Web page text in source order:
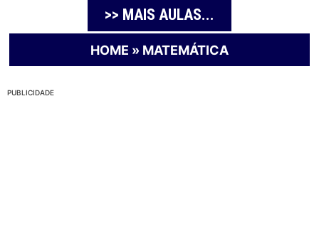
>> MAIS AULAS...
HOME » MATEMÁTICA
PUBLICIDADE